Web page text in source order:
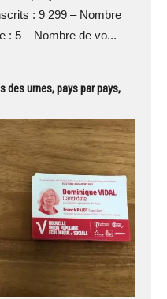
: 9 299 – Nombre
: 5 – Nombre de vo...
des urnes, pays par pays,